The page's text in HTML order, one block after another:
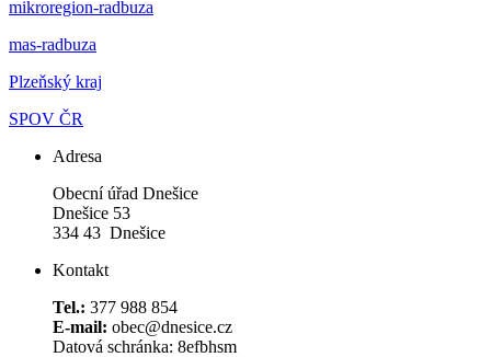
mikroregion-radbuza
mas-radbuza
Plzeňský kraj
SPOV ČR
Adresa
Obecní úřad Dnešice
Dnešice 53
334 43 Dnešice
Kontakt
Tel.: 377 988 854
E-mail: obec@dnesice.cz
Datová schránka: 8efbhsm